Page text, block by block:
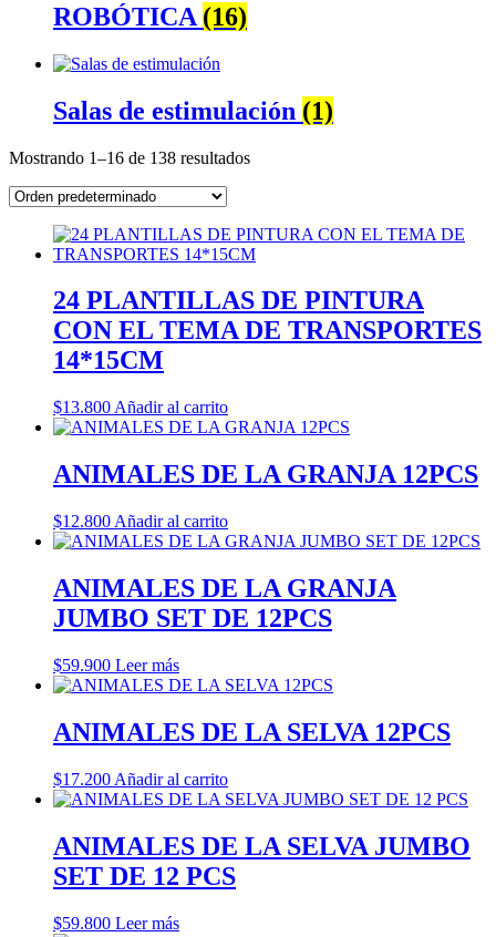
ROBÓTICA (16)
Salas de estimulación (1)
Mostrando 1–16 de 138 resultados
24 PLANTILLAS DE PINTURA
CON EL TEMA DE TRANSPORTES
14*15CM
$13.800 Añadir al carrito
ANIMALES DE LA GRANJA 12PCS
$12.800 Añadir al carrito
ANIMALES DE LA GRANJA
JUMBO SET DE 12PCS
$59.900 Leer más
ANIMALES DE LA SELVA 12PCS
$17.200 Añadir al carrito
ANIMALES DE LA SELVA JUMBO
SET DE 12 PCS
$59.800 Leer más